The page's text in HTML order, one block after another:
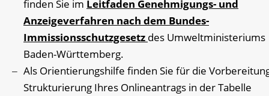
finden Sie im Leitfaden Genehmigungs- und
Anzeigeverfahren nach dem Bundes-
Immissionsschutzgesetz des Umweltministeriums
Baden-Württemberg.
Als Orientierungshilfe finden Sie für die
Strukturierung Ihres Onlineantrags in der Tabelle